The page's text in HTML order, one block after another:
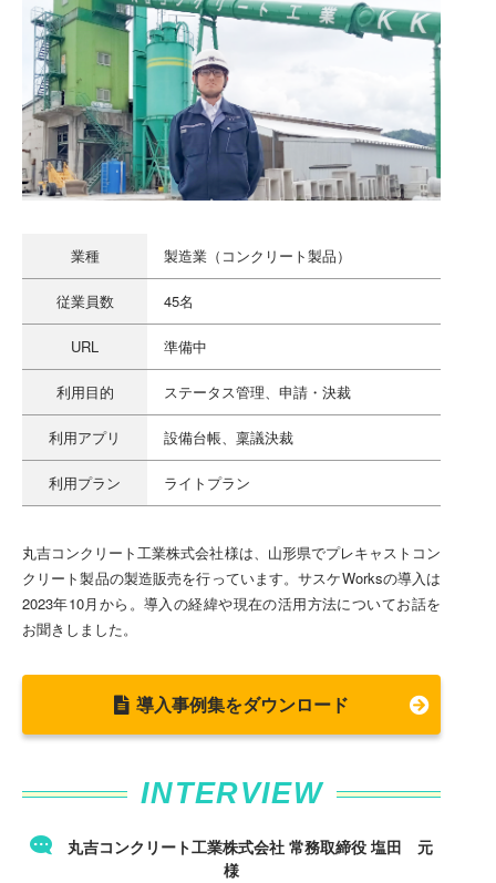
業種 製造業（コンクリート製品）
従業員数 45名
URL 準備中
利用目的 ステータス管理、申請・決裁
利用アプリ 設備台帳、稟議決裁
利用プラン ライトプラン
丸吉コンクリート工業株式会社様は、山形県でプレキャストコン
クリート製品の製造販売を行っています。サスケWorksの導入は
2023年10月から。導入の経緯や現在の活用方法についてお話を
お聞きしました。
導入事例集をダウンロード
INTERVIEW
丸吉コンクリート工業株式会社 常務取締役 塩田 元
様